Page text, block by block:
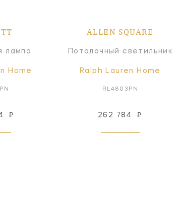
лампа
Home
₽
ALLEN SQUARE
Потолочный светильник
Ralph Lauren Home
RL4803PN
262 784 ₽